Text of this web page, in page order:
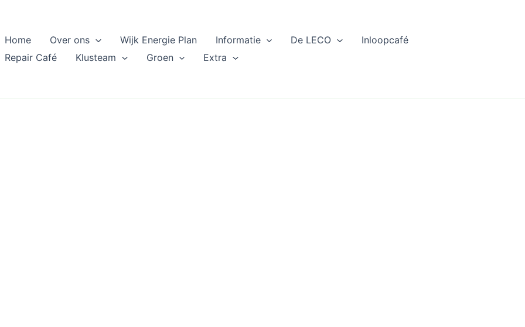
Home Over ons Wijk Energie Plan Informatie De LECO
Inloopcafé
Repair Café
Klusteam Groen Extra